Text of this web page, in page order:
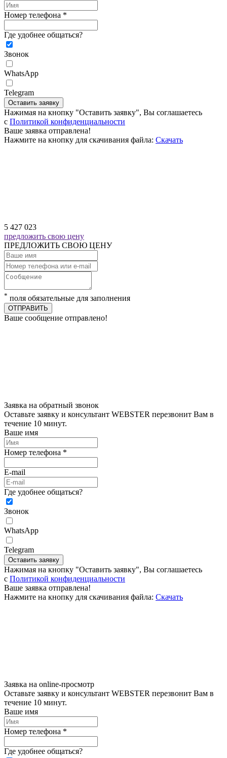
Номер телефона *
Где удобнее общаться?
Звонок
WhatsApp
Telegram
Оставить заявку
Нажимая на кнопку "Оставить заявку", Вы соглашаетесь
c Политикой конфиденциальности
Ваше заявка отправлена!
Нажмите на кнопку для скачивания файла: Скачать
5 427 023
предложить свою цену
ПРЕДЛОЖИТЬ СВОЮ ЦЕНУ
* поля обязательные для заполнения
ОТПРАВИТЬ
Ваше сообщение отправлено!
Заявка на обратный звонок
Оставьте заявку и консультант WEBSTER перезвонит Вам в
течение 10 минут.
Ваше имя
Номер телефона *
E-mail
Где удобнее общаться?
Звонок
WhatsApp
Telegram
Оставить заявку
Нажимая на кнопку "Оставить заявку", Вы соглашаетесь
c Политикой конфиденциальности
Ваше заявка отправлена!
Нажмите на кнопку для скачивания файла: Скачать
Заявка на online-просмотр
Оставьте заявку и консультант WEBSTER перезвонит Вам в
течение 10 минут.
Ваше имя
Номер телефона *
Где удобнее общаться?